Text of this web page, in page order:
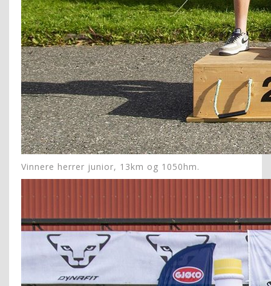
Vinnere herrer junior, 13km og 1050hm.